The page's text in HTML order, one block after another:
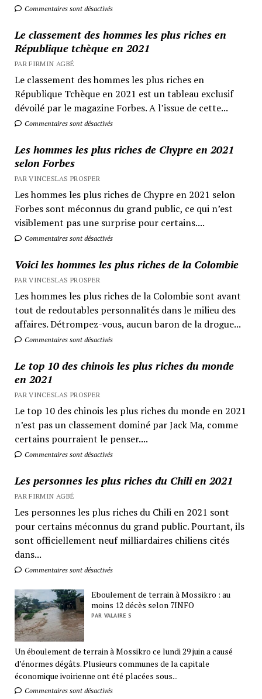
Commentaires sont désactivés
Le classement des hommes les plus riches en
République tchèque en 2021
PAR FIRMIN AGBÉ
Le classement des hommes les plus riches en
République Tchèque en 2021 est un tableau exclusif
dévoilé par le magazine Forbes. A l’issue de cette...
Commentaires sont désactivés
Les hommes les plus riches de Chypre en 2021
selon Forbes
PAR VINCESLAS PROSPER
Les hommes les plus riches de Chypre en 2021 selon
Forbes sont méconnus du grand public, ce qui n’est
visiblement pas une surprise pour certains....
Commentaires sont désactivés
Voici les hommes les plus riches de la Colombie
PAR VINCESLAS PROSPER
Les hommes les plus riches de la Colombie sont avant
tout de redoutables personnalités dans le milieu des
affaires. Détrompez-vous, aucun baron de la drogue...
Commentaires sont désactivés
Le top 10 des chinois les plus riches du monde
en 2021
PAR VINCESLAS PROSPER
Le top 10 des chinois les plus riches du monde en 2021
n’est pas un classement dominé par Jack Ma, comme
certains pourraient le penser....
Commentaires sont désactivés
Les personnes les plus riches du Chili en 2021
PAR FIRMIN AGBÉ
Les personnes les plus riches du Chili en 2021 sont
pour certains méconnus du grand public. Pourtant, ils
sont officiellement neuf milliardaires chiliens cités
dans...
Commentaires sont désactivés
Eboulement de terrain à Mossikro : au
moins 12 décès selon 7INFO
PAR VALAIRE S
Un éboulement de terrain à Mossikro ce lundi 29 juin a causé
d’énormes dégâts. Plusieurs communes de la capitale
économique ivoirienne ont été placées sous...
Commentaires sont désactivés